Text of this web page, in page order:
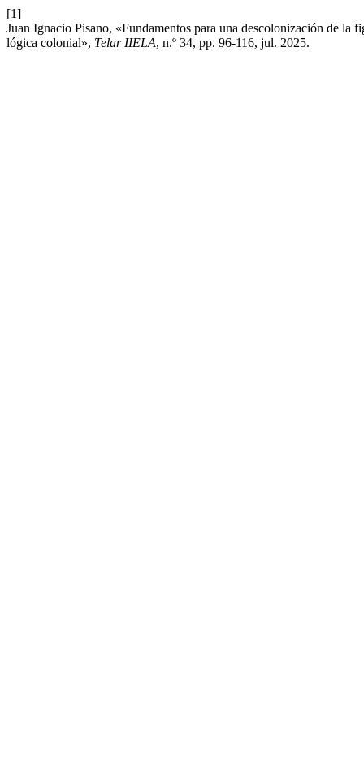
[1]
Juan Ignacio Pisano, «Fundamentos para una descolonización de
lógica colonial», Telar IIELA, n.º 34, pp. 96-116, jul. 2025.